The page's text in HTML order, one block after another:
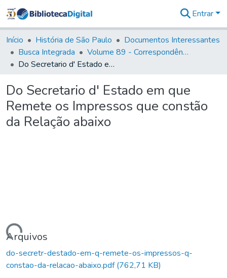
&
Coleções
Tudo na
Biblioteca
Estatísticas
Entrar
Início História de São Paulo
Documentos Interessantes
Busca Integrada
Volume 89 - Correspondência do então Governador e Capitão General de São Paulo, Antonio Manoel de Mello Castro (1797-1802)
Do Secretario d' Estado em que Remete os Impressos que constão da Relação abaixo
Do Secretario d' Estado em que
Remete os Impressos que constão
da Relação abaixo
Carregando...
Arquivos
do-secretr-destado-em-q-remete-os-impressos-q-
constao-da-relacao-abaixo.pdf(762,71 KB)